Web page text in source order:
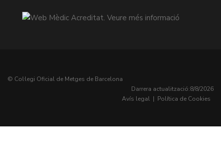
© Col·legi Oficial de Metges de Barcelona
Darrera actualització:8/8/2026
Avís legal | Política de Cookies